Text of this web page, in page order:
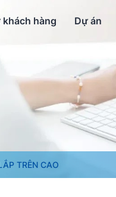
khách hàng Dự án
TRÊN CAO